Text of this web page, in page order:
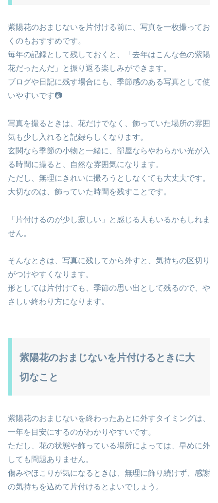
紫陽花のおまじないを片付ける前に、写真を一枚撮ってお
くのもおすすめです。
毎年の記録として残しておくと、「去年はこんな色の紫陽
花だったんだ」と振り返る楽しみができます。
ブログや日記に残す場合にも、季節感のある写真として使
いやすいです📷
写真を撮るときは、花だけでなく、飾っていた場所の雰囲
気も少し入れると記録らしくなります。
玄関なら季節の小物と一緒に、部屋ならやわらかい光が入
る時間に撮ると、自然な雰囲気になります。
ただし、無理にきれいに撮ろうとしなくても大丈夫です。
大切なのは、飾っていた時間を残すことです。
「片付けるのが少し寂しい」と感じる人もいるかもしれま
せん。
そんなときは、写真に残してから外すと、気持ちの区切り
がつけやすくなります。
形としては片付けても、季節の思い出として残るので、や
さしい終わり方になります。
紫陽花のおまじないを片付けるときに大
切なこと
紫陽花のおまじないを終わったあとに外すタイミングは、
一年を目安にするのがわかりやすいです。
ただし、花の状態や飾っている場所によっては、早めに外
しても問題ありません。
傷みやほこりが気になるときは、無理に飾り続けず、感謝
の気持ちを込めて片付けるとよいでしょう。